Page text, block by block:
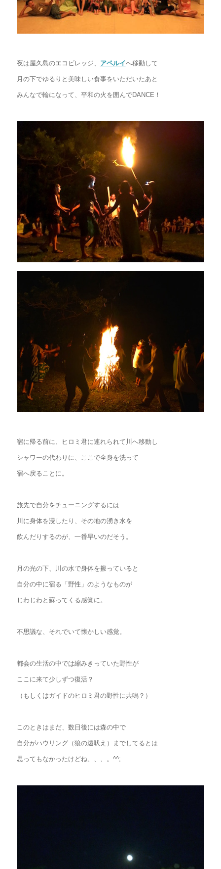
夜は屋久島のエコビレッジ、 アペルイへ移動して
月の下でゆるりと美味しい食事をいただいたあと
みんなで輪になって、平和の火を囲んでDANCE！
宿に帰る前に、ヒロミ君に連れられて川へ移動し
シャワーの代わりに、ここで全身を洗って
宿へ戻ることに。
旅先で自分をチューニングするには
川に身体を浸したり、その地の湧き水を
飲んだりするのが、一番早いのだそう。
月の光の下、川の水で身体を擦っていると
自分の中に宿る「野性」のようなものが
じわじわと蘇ってくる感覚に。
不思議な、それでいて懐かしい感覚。
都会の生活の中では縮みきっていた野性が
ここに来て少しずつ復活？
（もしくはガイドのヒロミ君の野性に共鳴？）
このときはまだ、数日後には森の中で
自分がハウリング（狼の遠吠え）までしてるとは
思ってもなかったけどね、、、。^^;